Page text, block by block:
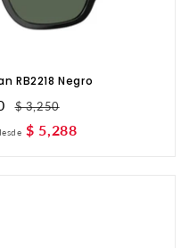
RB2218 Negro
Precio
habitual
$ 3,250
$ 5,288